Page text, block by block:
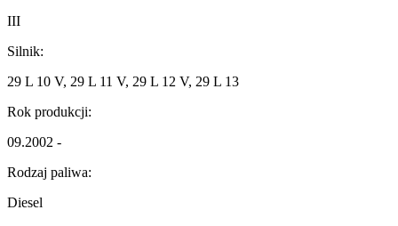
III
Silnik:
29 L 10 V, 29 L 11 V, 29 L 12 V, 29 L 13
Rok produkcji:
09.2002 -
Rodzaj paliwa:
Diesel